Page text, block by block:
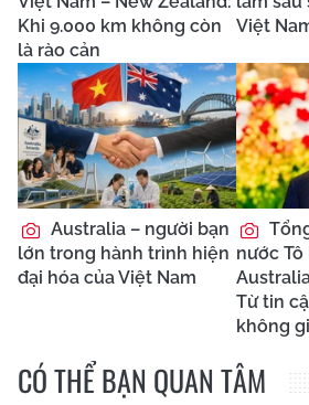
Khi 9.000 km không còn
là rào cản
Việt
Australia – người bạn
lớn trong hành trình hiện
đại hóa của Việt Nam
nước Tô
Từ tin
không
CÓ THỂ BẠN QUAN TÂM